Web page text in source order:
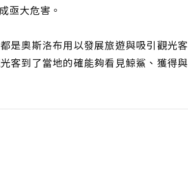
亟大危害。
是奧斯洛布用以發展旅遊與吸引觀光
客到了當地的確能夠看見鯨鯊、獲得